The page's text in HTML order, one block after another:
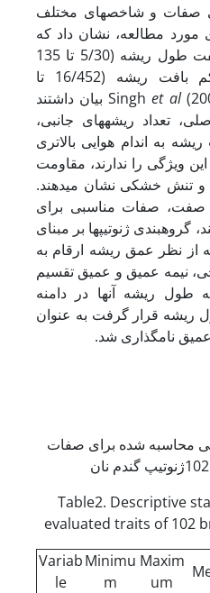
صفات و شاخص­های مختلف
مورد مطالعه، نشان داد که
تنوع بسیار زیادی برای صفت طول ریشه (5/30 تا 135
سانتی­متر) و شاخص تراکم بافت ریشه (16/452 تا
et al
(2005) بیان داشتند
تعداد ریشه­های جانبی،
به اندام هوایی بالاتری
ویژگی را ندارند، مقاومت
و تنش خشکی نشان می­دهند.
صفت، صفات مناسبی برای
ژنوتیپ­ها بر مبنای
از نظر عمق ریشه ارقام به
نیمه عمیق و عمیق تقسیم
طول ریشه آنها در دامنه
ریشه قرار گرفت به عنوان
عمیق نام­گذاری شد.
محاسبه شده برای صفات
Table2. Descriptive
evaluated traits of 102
Variab
le
Minimu
m
Maxim
um